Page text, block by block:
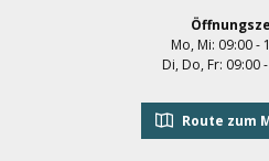
Mo, Mi: 09:00 -
Di, Do, Fr: 09:00
Route zum